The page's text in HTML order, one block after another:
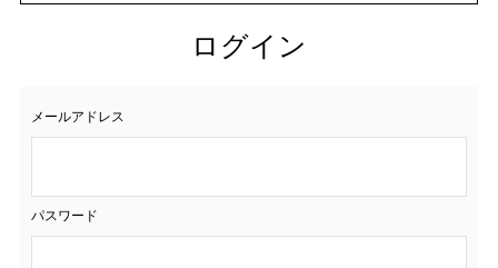
ログイン
メールアドレス
パスワード